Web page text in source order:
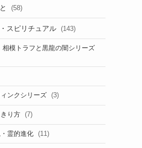
(58)
スピリチュアル (143)
相模トラフと黒龍の闇シリーズ
ンクシリーズ (3)
り方 (7)
霊的進化 (11)